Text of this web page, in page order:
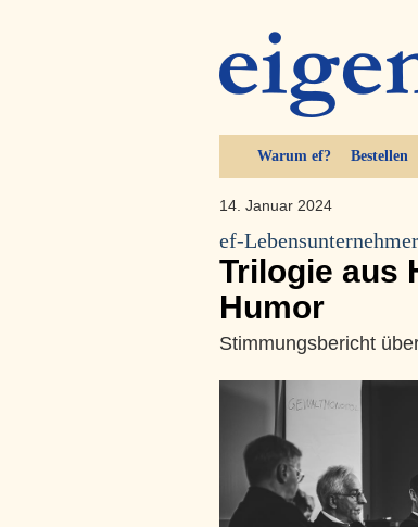
Warum ef? Bestellen
14. Januar 2024
ef-
Trilogie aus
Humor
Stimmungsbericht